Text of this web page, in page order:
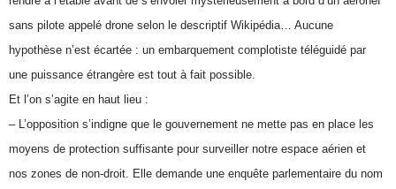
sans pilote appelé drone selon le descriptif Wikipédia … Aucune
hypothèse n’est écartée : un embarquement complotiste téléguidé par
une puissance étrangère est tout à fait possible.
Et l’on s’agite en haut lieu :
– L’opposition s’indigne que le gouvernement ne mette pas en place les
moyens de protection suffisante pour surveiller notre espace aérien et
nos zones de non-droit. Elle demande une enquête parlementaire du nom